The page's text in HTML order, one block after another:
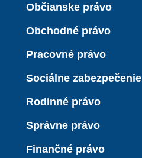
Občianske právo
Obchodné právo
Pracovné právo
Sociálne zabezpečenie
Rodinné právo
Správne právo
Finančné právo